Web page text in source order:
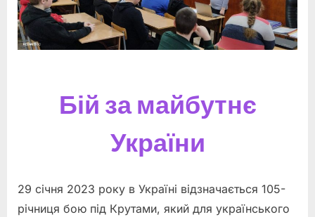
Бій за майбутнє
України
29 січня 2023 року в Україні відзначається 105-
річниця бою під Крутами, який для українського